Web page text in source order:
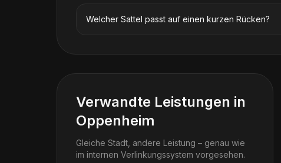
Welcher Sattel passt auf einen kurzen Rücken?
Verwandte Leistungen in
Oppenheim
Gleiche Stadt, andere Leistung – genau wie
im internen Verlinkungssystem vorgesehen.